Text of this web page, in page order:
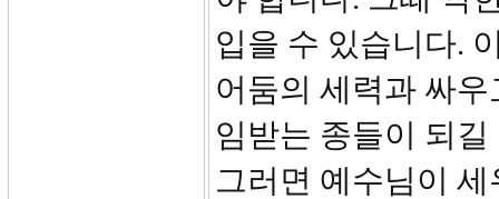
입을 수 있습니다.
어둠의 세력과 싸
임받는 종들이 되
그러면 예수님이